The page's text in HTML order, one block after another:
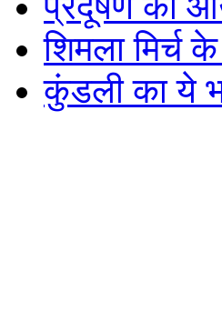
शिमला मिर्च
कुंडली का ये